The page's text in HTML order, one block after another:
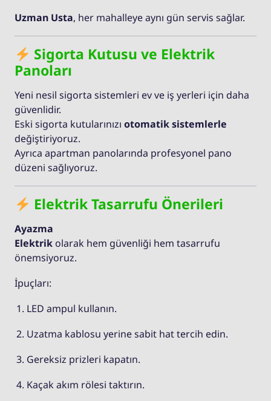
Uzman Usta, her mahalleye aynı gün servis sağlar.
Sigorta Kutusu ve Elektrik
Panoları
Yeni nesil sigorta sistemleri ev ve iş yerleri için daha
güvenlidir.
Eski sigorta kutularınızı otomatik sistemlerle
değiştiriyoruz.
Ayrıca apartman panolarında profesyonel pano
düzeni sağlıyoruz.
Elektrik Tasarrufu Önerileri
Ayazma
Elektrik olarak hem güvenliği hem tasarrufu
önemsiyoruz.
İpuçları:
LED ampul kullanın.
Uzatma kablosu yerine sabit hat tercih edin.
Gereksiz prizleri kapatın.
Kaçak akım rölesi taktırın.